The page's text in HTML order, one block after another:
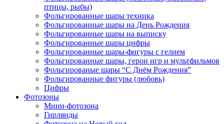
птицы, рыбы)
Фольгированные шары техника
Фольгированные шары на День Рождения
Фольгированные шары на выписку
Фольгированные шары цифры
Фольгированные шары-фигуры с гелием
Фольгированные шары, герои игр и мультфильмов
Фольгированые шары “С Днём Рождения”
Фольгированные фигуры (любовь)
Цифры
Фотозоны
Мини-фотозона
Гирлянды